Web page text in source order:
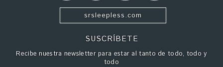
srsleepless.com
SUSCRÍBETE
Recibe nuestra newsletter para estar al tanto de todo, todo y
todo